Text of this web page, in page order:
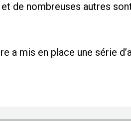
de nombreuses autres
a mis en place une série